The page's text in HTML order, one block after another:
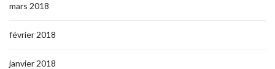
mars 2018
février 2018
janvier 2018